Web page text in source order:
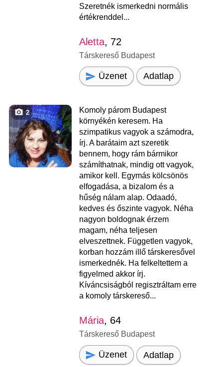
Szeretnék ismerkedni normális
értékrenddel...
Aletta, 72
Társkereső Budapest
Üzenet Adatlap
2
Komoly párom Budapest
környékén keresem. Ha
szimpatikus vagyok a számodra,
írj. A barátaim azt szeretik
bennem, hogy rám bármikor
számíthatnak, mindig ott vagyok,
amikor kell. Egymás kölcsönös
elfogadása, a bizalom és a
hűség nálam alap. Odaadó,
kedves és őszinte vagyok. Néha
nagyon boldognak érzem
magam, néha teljesen
elveszettnek. Független vagyok,
korban hozzám illő társkeresővel
ismerkednék. Ha felkeltettem a
figyelmed akkor írj.
Kíváncsiságból regisztráltam erre
a komoly társkereső...
Mária, 64
Társkereső Budapest
Üzenet Adatlap